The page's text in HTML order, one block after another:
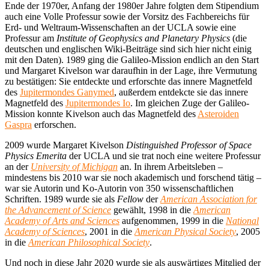
Ende der 1970er, Anfang der 1980er Jahre folgten dem Stipendium
auch eine Volle Professur sowie der Vorsitz des Fachbereichs für
Erd- und Weltraum-Wissenschaften an der UCLA sowie eine
Professur am Institute of Geophysics and Planetary Physics (die
deutschen und englischen Wiki-Beiträge sind sich hier nicht einig
mit den Daten). 1989 ging die Galileo-Mission endlich an den Start
und Margaret Kivelson war daraufhin in der Lage, ihre Vermutung
zu bestätigen: Sie entdeckte und erforschte das innere Magnetfeld
des Jupitermondes Ganymed, außerdem entdekcte sie das innere
Magnetfeld des Jupitermondes Io. Im gleichen Zuge der Galileo-
Mission konnte Kivelson auch das Magnetfeld des Asteroiden
Gaspra erforschen.
2009 wurde Margaret Kivelson Distinguished Professor of Space
Physics Emerita der UCLA und sie trat noch eine weitere Professur
an der University of Michigan an. In ihrem Arbeitsleben –
mindestens bis 2010 war sie noch akademisch und forschend tätig –
war sie Autorin und Ko-Autorin von 350 wissenschaftlichen
Schriften. 1989 wurde sie als Fellow derAmerican Association for
the Advancement of Science gewählt, 1998 in die American
Academy of Arts and Sciences aufgenommen, 1999 in die National
Academy of Sciences, 2001 in die American Physical Society, 2005
in die American Philosophical Society.
Und noch in diese Jahr 2020 wurde sie als auswärtiges Mitglied der